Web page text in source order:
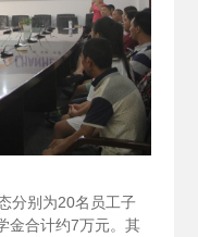
分别为20名员工子
金合计约7万元。其